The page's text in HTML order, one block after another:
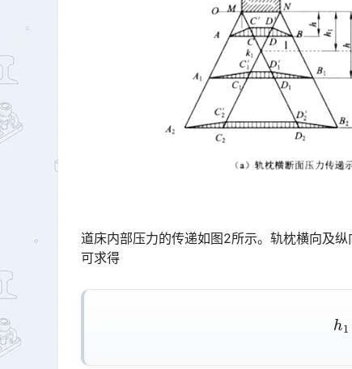
道床内部压力的传递如图2所示。轨枕横向及
可求得
h1